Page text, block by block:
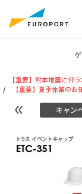
【重要】熊本地震に伴
/
【重要】夏季休業のお
キャン